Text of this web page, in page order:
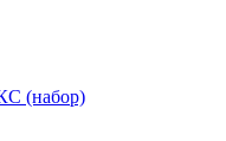
(набор)